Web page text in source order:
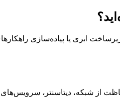
ابری یا پیاده‌سازی
از شبکه، دیتاسنتر،